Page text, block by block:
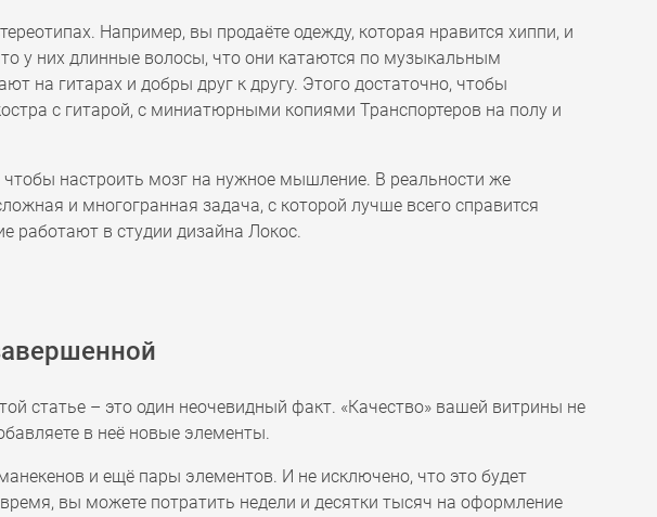
Например, вы продаёте одежду, которая нравится хиппи, и
у них длинные волосы, что они катаются по музыкальным
на гитарах и добры друг к другу. Этого достаточно, чтобы
с гитарой, с миниатюрными копиями Транспортеров на полу и
настроить мозг на нужное мышление. В реальности же
и многогранная задача, с которой лучше всего справится
работают в студии дизайна Локос.
статье – это один неочевидный факт. «Качество» вашей витрины не
в неё новые элементы.
и ещё пары элементов. И не исключено, что это будет
вы можете потратить недели и десятки тысяч на оформление